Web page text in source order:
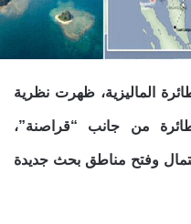
الماليزية، ظهرت نظرية
من جانب “قراصنة”،
وفتح مناطق بحث جديدة